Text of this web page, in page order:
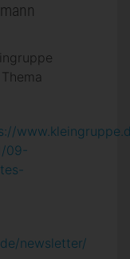
09-
newsletter/